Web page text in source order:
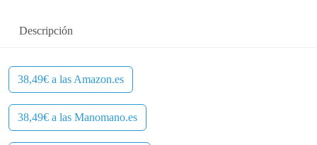
Descripción
38,49€ a las Amazon.es
38,49€ a las Manomano.es